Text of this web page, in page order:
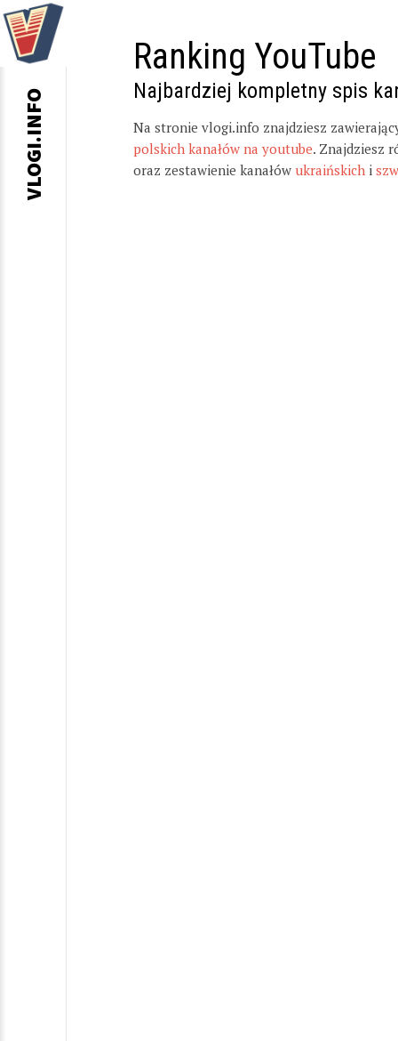
Ranking YouTube
Najbardziej kompletny spis
Na stronie vlogi.info znajdziesz
polskich kanałów na youtube. Znajdziesz
oraz zestawienie kanałów ukraińskich i
VLOGI.INFO